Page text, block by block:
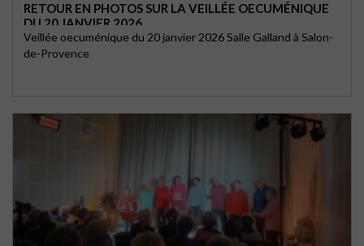
RETOUR EN PHOTOS SUR LA VEILLÉE OECUMÉNIQUE
DU 20 JANVIER 2026
Veillée oecuménique du 20 janvier 2026 Salle Galland à Salon-
de-Provence